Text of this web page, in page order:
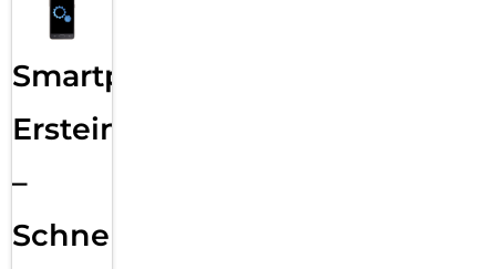
Smartphone
Ersteinrichtung
–
Schnelle